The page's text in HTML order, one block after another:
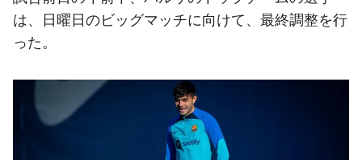
は、日曜日のビッグマッチに向けて、最終調整を行
った。
label.aria.chevronleft